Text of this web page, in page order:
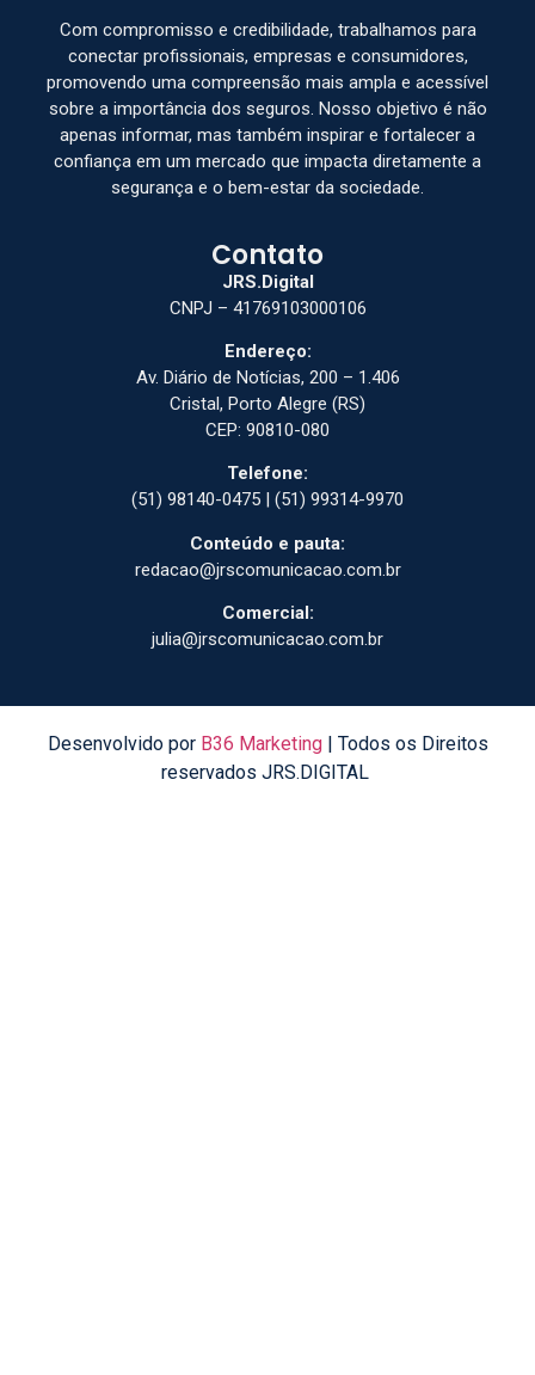
Com compromisso e credibilidade, trabalhamos para
conectar profissionais, empresas e consumidores,
promovendo uma compreensão mais ampla e acessível
sobre a importância dos seguros. Nosso objetivo é não
apenas informar, mas também inspirar e fortalecer a
confiança em um mercado que impacta diretamente a
segurança e o bem-estar da sociedade.
Contato
JRS.Digital
CNPJ – 41769103000106
Endereço:
Av. Diário de Notícias, 200 – 1.406
Cristal, Porto Alegre (RS)
CEP: 90810-080
Telefone:
(51) 98140-0475 | (51) 99314-9970
Conteúdo e pauta:
redacao@jrscomunicacao.com.br
Comercial:
julia@jrscomunicacao.com.br
Desenvolvido por B36 Marketing| Todos os Direitos
reservados JRS.DIGITAL